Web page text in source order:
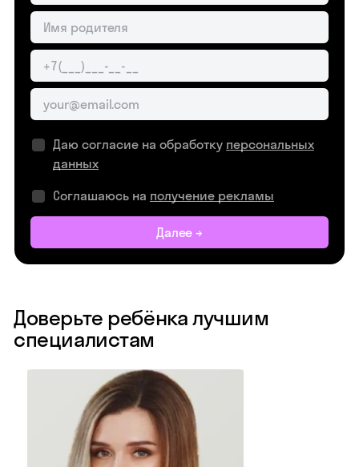
Даю согласие на обработку персональных
данных
Соглашаюсь на получение рекламы
Далее →
Доверьте ребёнка лучшим
специалистам